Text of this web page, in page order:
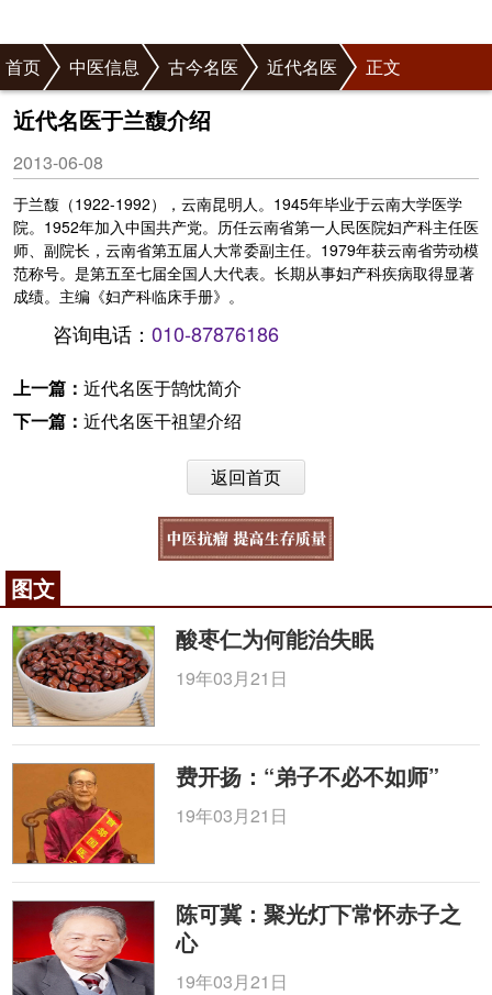
首页 中医信息 古今名医 近代名医 正文
近代名医于兰馥介绍
2013-06-08
于兰馥（1922-1992），云南昆明人。1945年毕业于云南大学医学
院。1952年加入中国共产党。历任云南省第一人民医院妇产科主任医
师、副院长，云南省第五届人大常委副主任。1979年获云南省劳动模
范称号。是第五至七届全国人大代表。长期从事妇产科疾病取得显著
成绩。主编《妇产科临床手册》。
咨询电话： 010-87876186
上一篇： 近代名医于鹄忱简介
下一篇： 近代名医干祖望介绍
返回首页
图文
酸枣仁为何能治失眠
19年03月21日
费开扬：“弟子不必不如师”
19年03月21日
陈可冀：聚光灯下常怀赤子之
心
19年03月21日